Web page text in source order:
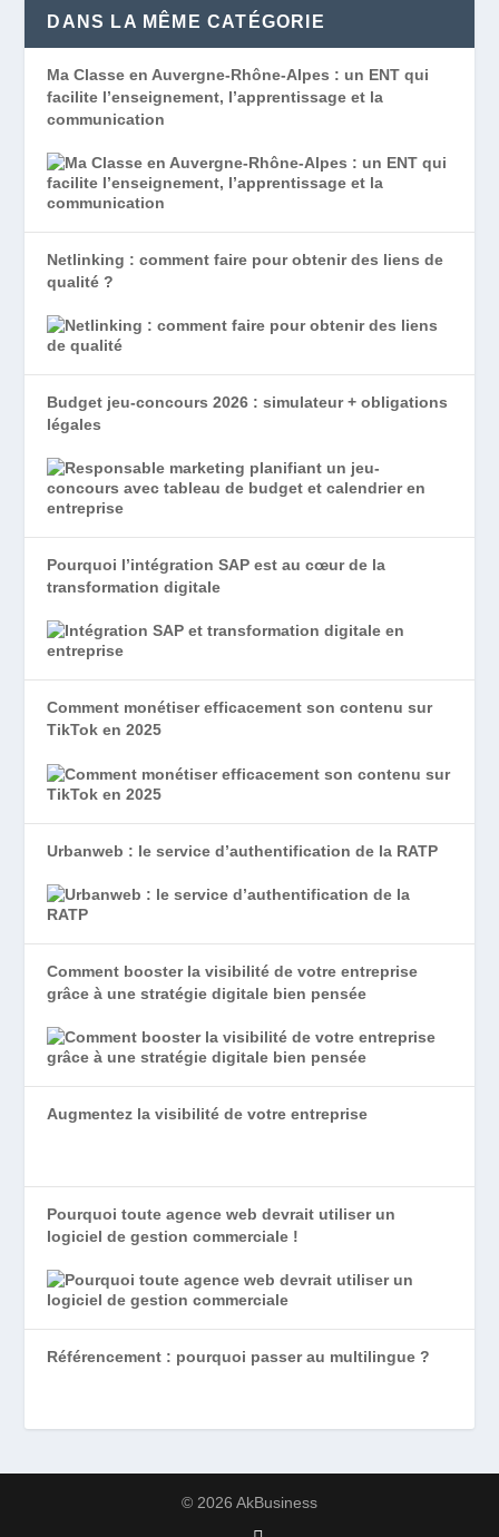
DANS LA MÊME CATÉGORIE
Ma Classe en Auvergne-Rhône-Alpes : un ENT qui
facilite l’enseignement, l’apprentissage et la
communication
Netlinking : comment faire pour obtenir des liens de
qualité ?
Budget jeu-concours 2026 : simulateur + obligations
légales
Pourquoi l’intégration SAP est au cœur de la
transformation digitale
Comment monétiser efficacement son contenu sur
TikTok en 2025
Urbanweb : le service d’authentification de la RATP
Comment booster la visibilité de votre entreprise
grâce à une stratégie digitale bien pensée
Augmentez la visibilité de votre entreprise
Pourquoi toute agence web devrait utiliser un
logiciel de gestion commerciale !
Référencement : pourquoi passer au multilingue ?
© 2026 AkBusiness